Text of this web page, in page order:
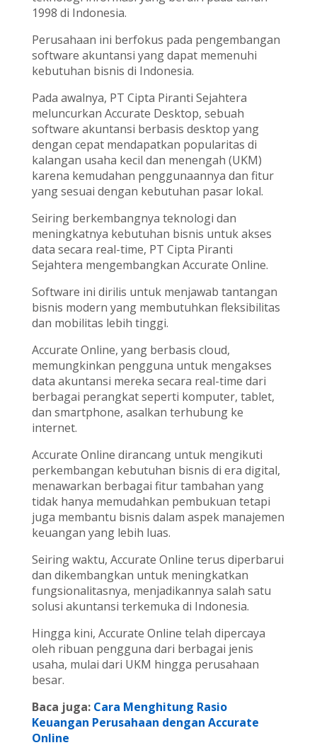
1998 di Indonesia.
Perusahaan ini berfokus pada pengembangan
software akuntansi yang dapat memenuhi
kebutuhan bisnis di Indonesia.
Pada awalnya, PT Cipta Piranti Sejahtera
meluncurkan Accurate Desktop, sebuah
software akuntansi berbasis desktop yang
dengan cepat mendapatkan popularitas di
kalangan usaha kecil dan menengah (UKM)
karena kemudahan penggunaannya dan fitur
yang sesuai dengan kebutuhan pasar lokal.
Seiring berkembangnya teknologi dan
meningkatnya kebutuhan bisnis untuk akses
data secara real-time, PT Cipta Piranti
Sejahtera mengembangkan Accurate Online.
Software ini dirilis untuk menjawab tantangan
bisnis modern yang membutuhkan fleksibilitas
dan mobilitas lebih tinggi.
Accurate Online, yang berbasis cloud,
memungkinkan pengguna untuk mengakses
data akuntansi mereka secara real-time dari
berbagai perangkat seperti komputer, tablet,
dan smartphone, asalkan terhubung ke
internet.
Accurate Online dirancang untuk mengikuti
perkembangan kebutuhan bisnis di era digital,
menawarkan berbagai fitur tambahan yang
tidak hanya memudahkan pembukuan tetapi
juga membantu bisnis dalam aspek manajemen
keuangan yang lebih luas.
Seiring waktu, Accurate Online terus diperbarui
dan dikembangkan untuk meningkatkan
fungsionalitasnya, menjadikannya salah satu
solusi akuntansi terkemuka di Indonesia.
Hingga kini, Accurate Online telah dipercaya
oleh ribuan pengguna dari berbagai jenis
usaha, mulai dari UKM hingga perusahaan
besar.
Baca juga: Cara Menghitung Rasio
Keuangan Perusahaan dengan Accurate
Online